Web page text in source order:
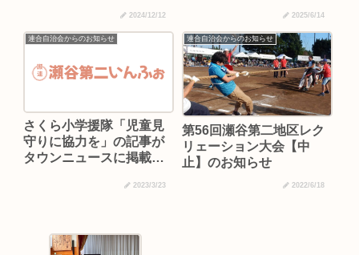
2024/12/12 2025/6/14
連合自治会からのお知らせ
さくら小学援隊「児童見
守りに協力を」の記事が
タウンニュースに掲載さ
2023/3/23
連合自治会からのお知らせ
第56回瀬谷第二地区レク
リェーション大会【中
止】のお知らせ
2022/6/18